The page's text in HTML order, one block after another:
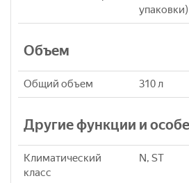
упаковки)
Объем
Общий объем 310 л
Другие функции и
Климатический
класс
N, ST